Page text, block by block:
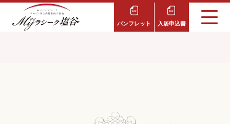
パンフレット 入居申込書